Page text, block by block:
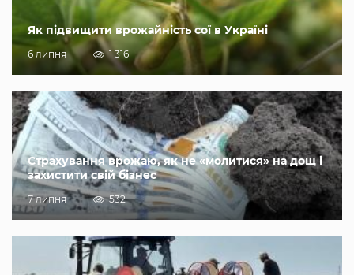
Як підвищити врожайність сої в Україні
6 липня 1 316
Страхування врожаю, як не «молитися» на дощ і
захистити свій бізнес
7 липня 532